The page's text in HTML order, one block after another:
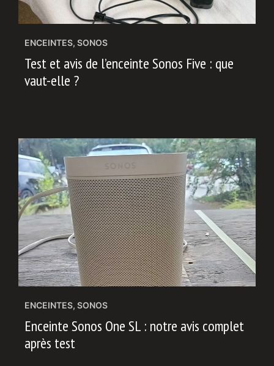
ENCEINTES, SONOS
Test et avis de l’enceinte Sonos Five : que
vaut-elle ?
ENCEINTES, SONOS
Enceinte Sonos One SL : notre avis complet
après test